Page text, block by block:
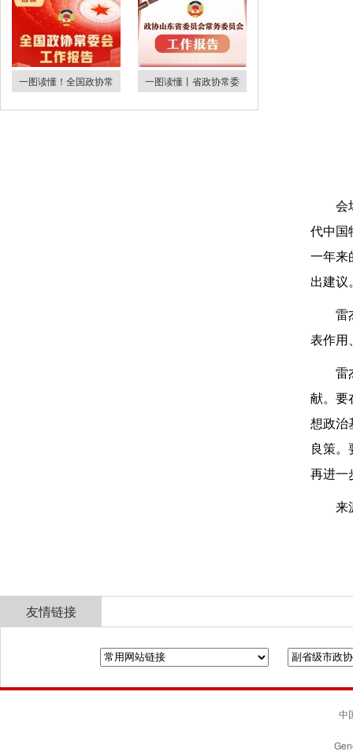
一图读懂！全国政协常 一图读懂丨省政协常委
会
代中国
一年来
出建议
雷
表作用
雷
献。要
想政治
良策。
再进一
来
友情链接
中